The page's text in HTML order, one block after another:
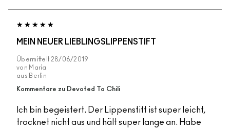
MEIN NEUER LIEBLINGSLIPPENSTIFT
Übermittelt 28/06/2019
von Maria
aus Berlin
Kommentare zu Devoted To Chili
Ich bin begeistert. Der Lippenstift ist super leicht,
trocknet nicht aus und hält super lange an. Habe